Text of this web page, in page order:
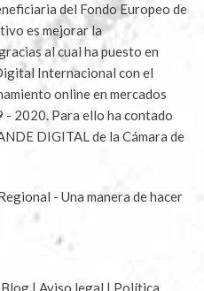
del Fondo Europeo de
es mejorar la
al cual ha puesto en
Internacional con el
online en mercados
2020. Para ello ha contado
DIGITAL de la Cámara de
- Una manera de hacer
Blog | Aviso legal | Política